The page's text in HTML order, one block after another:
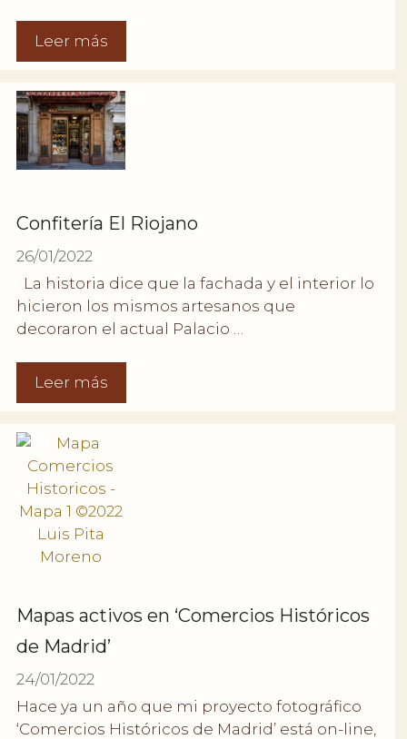
Leer más
Confitería El Riojano
26/01/2022
La historia dice que la fachada y el interior lo
hicieron los mismos artesanos que
decoraron el actual Palacio …
Leer más
Mapas activos en ‘Comercios Históricos
de Madrid’
24/01/2022
Hace ya un año que mi proyecto fotográfico
‘Comercios Históricos de Madrid’ está on-line,